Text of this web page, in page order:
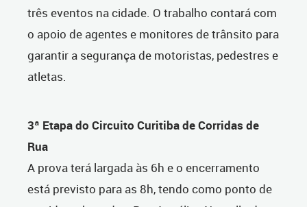
três eventos na cidade. O trabalho contará com
o apoio de agentes e monitores de trânsito para
garantir a segurança de motoristas, pedestres e
atletas.
3ª Etapa do Circuito Curitiba de Corridas de
Rua
A prova terá largada às 6h e o encerramento
está previsto para as 8h, tendo como ponto de